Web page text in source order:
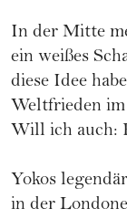
In der Mitte
ein weißes
diese Idee
Weltfrieden
Will ich auch:
Yokos
in der